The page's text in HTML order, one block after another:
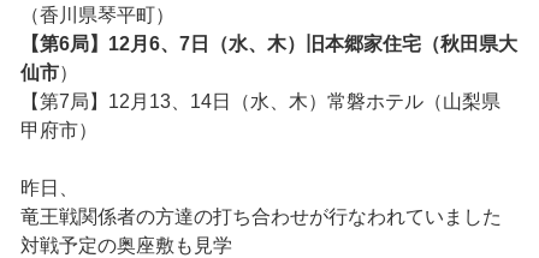
（香川県琴平町）
【第6局】12月6、7日（水、木）旧本郷家住宅（秋田県大
仙市）
【第7局】12月13、14日（水、木）常磐ホテル（山梨県
甲府市）
昨日、
竜王戦関係者の方達の打ち合わせが行なわれていました
対戦予定の奥座敷も見学